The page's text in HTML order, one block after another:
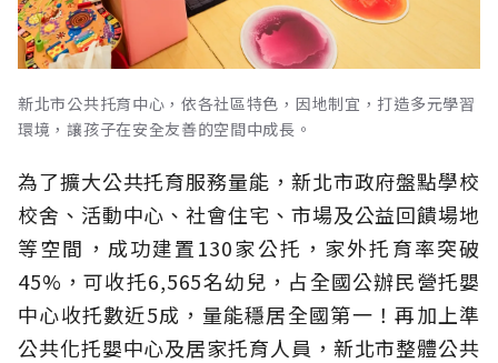
新北市公共托育中心，依各社區特色，因地制宜，打造多元學習
環境，讓孩子在安全友善的空間中成長。
為了擴大公共托育服務量能，新北市政府盤點學校
校舍、活動中心、社會住宅、市場及公益回饋場地
等空間，成功建置130家公托，家外托育率突破
45%，可收托6,565名幼兒，占全國公辦民營托嬰
中心收托數近5成，量能穩居全國第一！再加上準
公共化托嬰中心及居家托育人員，新北市整體公共